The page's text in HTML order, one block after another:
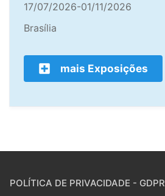
17/07/2026-01/11/2026
Brasília
mais Exposições
POLÍTICA DE PRIVACIDADE - GDPR